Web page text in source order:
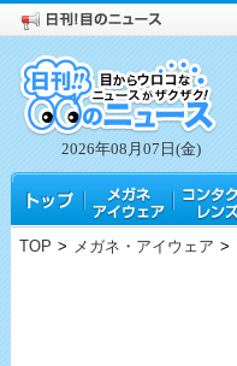
2026年08月07日(金)
TOP > メガネ・アイウェア >